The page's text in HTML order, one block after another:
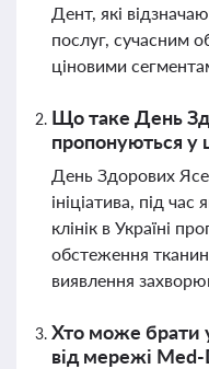
Дент, які
послуг, сучасним
ціновими
Що таке День
пропонуються у
День Здорових
ініціатива, під
клінік в Україні
обстеження
виявлення
Хто може брати
від мережі Med-